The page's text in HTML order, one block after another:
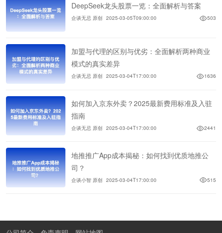
DeepSeek龙头股票一览：全面解析与答案
企谈无忌 原创 2025-03-05T09:00:00 503
加盟与代理的区别与优劣：全面解析两种商业
模式的真实差异
企谈无忌 原创 2025-03-04T17:00:00 1636
如何加入京东外卖？2025最新费用标准及入驻
指南
企谈无忌 原创 2025-03-04T17:00:00 2441
地推推广App成本揭秘：如何找到优质地推公
司？
企谈小智 原创 2025-03-04T17:00:00 515